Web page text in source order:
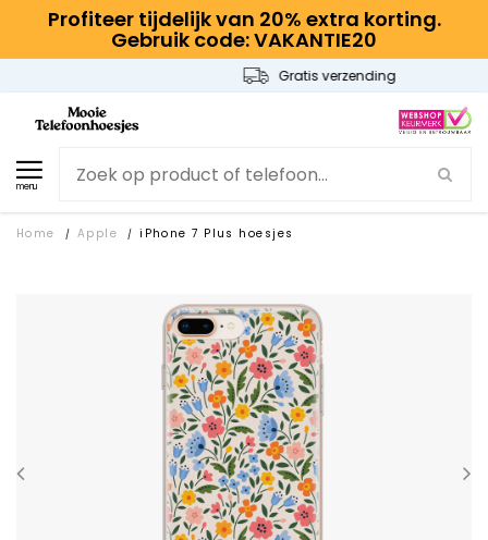
Profiteer tijdelijk van 20% extra korting.
Gebruik code: VAKANTIE20
Gratis verzending
menu
Home / Apple / iPhone 7 Plus hoesjes